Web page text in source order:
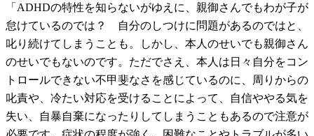
「ADHDの特性を知らないがゆえに、親御さんでもわが子が
怠けているのでは？ 自分のしつけに問題があるのではと、
叱り続けてしまうことも。しかし、本人のせいでも親御さん
のせいでもないのです。ただでさえ、本人は日々自分をコン
トロールできない不甲斐なさを感じているのに、周りからの
叱責や、冷たい対応を受けることによって、自信ややる気を
失い、自暴自棄になったりしてしまうこともあるので注意が